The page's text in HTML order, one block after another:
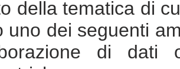
della tematica di
uno dei seguenti
di dati